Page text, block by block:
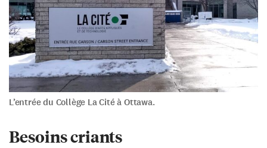
L’entrée du Collège La Cité à Ottawa.
Besoins criants